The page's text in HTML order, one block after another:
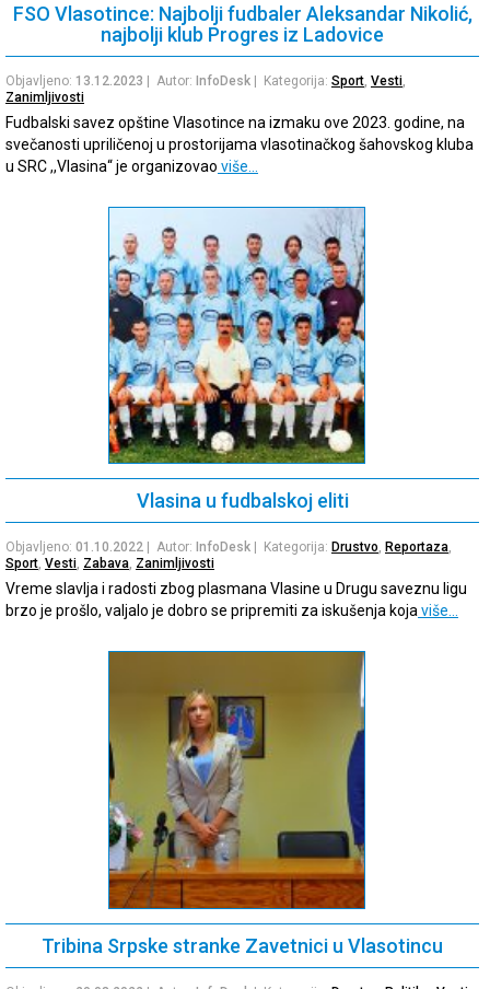
FSO Vlasotince: Najbolji fudbaler Aleksandar Nikolić,
najbolji klub Progres iz Ladovice
Objavljeno: 13.12.2023 | Autor: InfoDesk | Kategorija: Sport Vesti
Zanimljivosti
Fudbalski savez opštine Vlasotince na izmaku ove 2023. godine, na
svečanosti upriličenoj u prostorijama vlasotinačkog šahovskog kluba
u SRC ,,Vlasina“ je organizovao više…
Vlasina u fudbalskoj eliti
Objavljeno: 01.10.2022 | Autor: InfoDesk | Kategorija: Drustvo, Reportaza,
Sport, Vesti, Zabava, Zanimljivosti
Vreme slavlja i radosti zbog plasmana Vlasine u Drugu saveznu ligu
brzo je prošlo, valjalo je dobro se pripremiti za iskušenja kojaviše…
Tribina Srpske stranke Zavetnici u Vlasotincu